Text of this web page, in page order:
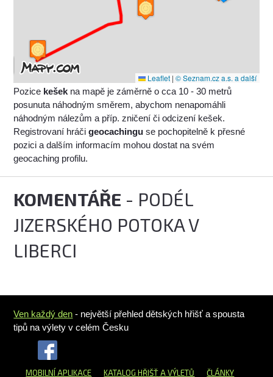
Leaflet | © Seznam.cz a.s. a další
Pozice kešek na mapě je záměrně o cca 10 - 30 metrů
posunuta náhodným směrem, abychom nenapomáhli
náhodným nálezům a příp. zničení či odcizení kešek.
Registrovaní hráčigeocachingu se pochopitelně k přesné
pozici a dalším informacím mohou dostat na svém
geocaching profilu.
KOMENTÁŘE - PODÉL
JIZERSKÉHO POTOKA V
LIBERCI
Ven každý den - největší přehled dětských hřišť a spousta
tipů na výlety v celém Česku
MOBILNÍ APLIKACE KATALOG HŘIŠŤA VÝLETŮ ČLÁNKY